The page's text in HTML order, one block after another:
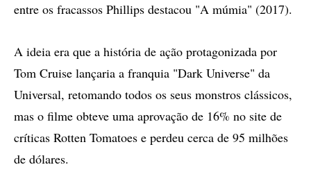
entre os fracassos Phillips destacou "A múmia" (2017).
A ideia era que a história de ação protagonizada por
Tom Cruise lançaria a franquia "Dark Universe" da
Universal, retomando todos os seus monstros clássicos,
mas o filme obteve uma aprovação de 16% no site de
críticas Rotten Tomatoes e perdeu cerca de 95 milhões
de dólares.